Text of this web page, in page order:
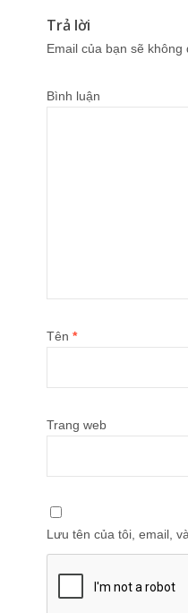
Trả lời
Email của bạn sẽ không
Bình luận
Tên *
Trang web
Lưu tên của tôi, email,